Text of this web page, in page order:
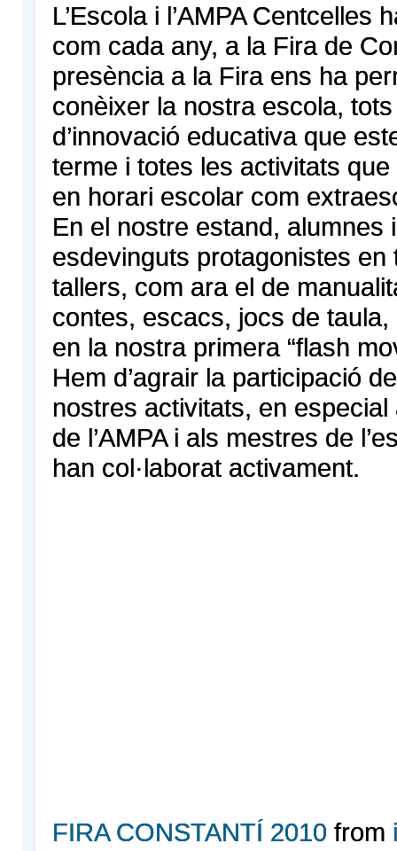
L’Escola i l’AMPA Centcelles
com cada any, a la Fira de
presència a la Fira ens ha
conèixer la nostra escola,
d’innovació educativa que
terme i totes les activitats
en horari escolar com
En el nostre estand, alumnes
esdevinguts protagonistes en
tallers, com ara el de
contes, escacs, jocs de taula,
en la nostra primera “flash
Hem d’agrair la participació
nostres activitats, en
de l’AMPA i als mestres de
han col·laborat activament.
FIRA CONSTANTÍ 2010 from